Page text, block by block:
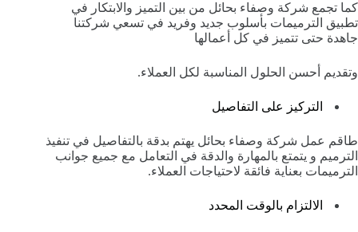
كما تجمع شركة وصفاء بحائل من بين التميز والابتكار في
تطبيق الترميمات بأسلوب جديد وفريد في تسعي شركتنا
جاهدة حتى تتميز في كل أعمالها
وتقديم أحسن الحلول المناسبة لكل العملاء.
التركيز على التفاصيل
طاقم عمل شركة وصفاء بحائل يهتم بدقة بالتفاصيل في تنفيذ
الترميم و يتمتع بالمهارة والدقة في التعامل مع جميع جوانب
الترميمات بعناية فائقة لاحتياجات العملاء.
الالتزام بالوقت المحدد